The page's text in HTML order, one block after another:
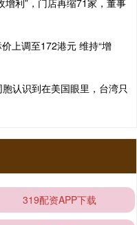
上调至172港元 维持“增
认识到在美国眼里，台湾只
319配资APP下载